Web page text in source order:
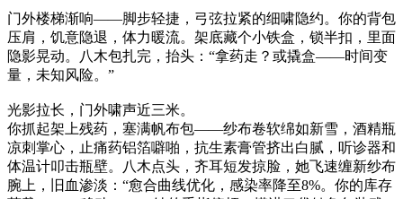
门外楼梯渐响——脚步轻捷，弓弦拉紧的细啸隐约。你的背包
压肩，饥意隐退，体力暖流。架底藏个小铁盒，锁半扣，里面
隐影晃动。八木包扎完，抬头：“拿药走？或撬盒——时间变
量，未知风险。”
光影拉长，门外啸声近三米。
你抓起架上残药，塞满帆布包——纱布卷软绵如新雪，酒精瓶
凉刺掌心，止痛药铝箔噼啪，抗生素膏管挤出白腻，听诊器和
体温计叩击瓶壁。八木点头，齐耳短发掠脸，她飞速缠新纱布
腕上，旧血渗淡：“愈合曲线优化，感染率降至8%。你的库存